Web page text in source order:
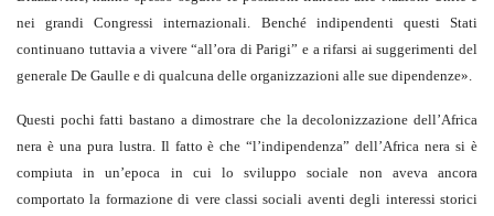
nei grandi Congressi internazionali. Benché indipendenti questi Stati
continuano tuttavia a vivere “all’ora di Parigi” e a rifarsi ai suggerimenti del
generale De Gaulle e di qualcuna delle organizzazioni alle sue dipendenze».
Questi pochi fatti bastano a dimostrare che la decolonizzazione dell’Africa
nera è una pura lustra. Il fatto è che “l’indipendenza” dell’Africa nera si è
compiuta in un’epoca in cui lo sviluppo sociale non aveva ancora
comportato la formazione di vere classi sociali aventi degli interessi storici